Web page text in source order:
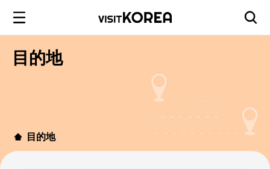
目的地
目的地